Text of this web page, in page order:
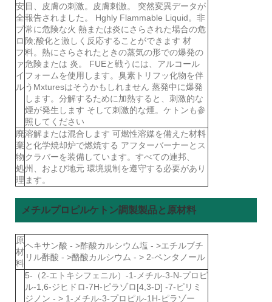
安
全
プ
ロ
フ
ァ
イ
ル
目、皮膚の刺激。皮膚刺激。 突然変異データが
報告されました。 Hghly Flammable Liquid。非
常に危険な火 熱または炎にさらされた場合の危
険;酸化と激しく反応することができます 材
料。熱にさらされたときの蒸気の形での爆発の
危険または 炎。 FUEと戦うには、アルコール
フォームを使用します。臭素トリフッ化物を伴
うMxturesはそうかもしれません 蒸発中に爆発
します。分解するために加熱すると、刺激的な
煙が発生します そして刺激的な煙。ケトンも参
照してください
廃
棄
物
処
理
溶解または混合します 可燃性溶媒を備えた材料
と化学焼却炉で燃焼する アフターバーナーとス
クラバーを装備しています。すべての連邦、
州、および地元 環境規制を遵守する必要があり
ます。
メチルプロピルケトン調製製品と原材料
原
材
料
ヘキサン酸 - >酢酸カルシウム塩 - >エチルブチ
リル酢酸 - >酪酸カルシウム - > 2-ペンタノール
5-（2-エトキシフェニル）-1-メチル-3-N-プロピ
ル-1,6-ジヒドロ-7H-ピラゾロ[4,3-D] -7-ピリミ
ジノン - > 1-メチル-3-プロピル-1H-ピラゾー